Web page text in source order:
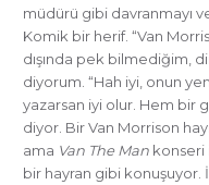
müdürü gibi davranmayı ve
Komik bir herif. “Van
dışında pek bilmediğim,
diyorum. “Hah iyi, onun
yazarsan iyi olur. Hem bir
diyor. Bir Van Morrison
ama Van The Man konseri
bir hayran gibi konuşuyor.